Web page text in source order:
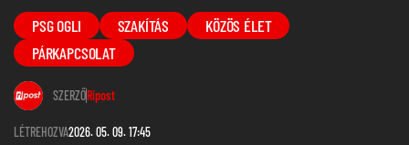
PSG OGLI SZAKÍTÁS
KÖZÖS ÉLET
PÁRKAPCSOLAT
SZERZŐRipost
LÉTREHOZVA2026. 05. 09. 17:45